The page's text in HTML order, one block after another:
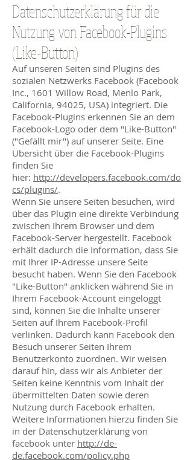
Datenschutzerklärung für die
Nutzung von Facebook-Plugins
(Like-Button)
Auf unseren Seiten sind Plugins des
sozialen Netzwerks Facebook (Facebook
Inc., 1601 Willow Road, Menlo Park,
California, 94025, USA) integriert. Die
Facebook-Plugins erkennen Sie an dem
Facebook-Logo oder dem "Like-Button"
("Gefällt mir") auf unserer Seite. Eine
Übersicht über die Facebook-Plugins
finden Sie
hier: http://developers.facebook.com/do
cs/plugins/.
Wenn Sie unsere Seiten besuchen, wird
über das Plugin eine direkte Verbindung
zwischen Ihrem Browser und dem
Facebook-Server hergestellt. Facebook
erhält dadurch die Information, dass Sie
mit Ihrer IP-Adresse unsere Seite
besucht haben. Wenn Sie den Facebook
"Like-Button" anklicken während Sie in
Ihrem Facebook-Account eingeloggt
sind, können Sie die Inhalte unserer
Seiten auf Ihrem Facebook-Profil
verlinken. Dadurch kann Facebook den
Besuch unserer Seiten Ihrem
Benutzerkonto zuordnen. Wir weisen
darauf hin, dass wir als Anbieter der
Seiten keine Kenntnis vom Inhalt der
übermittelten Daten sowie deren
Nutzung durch Facebook erhalten.
Weitere Informationen hierzu finden Sie
in der Datenschutzerklärung von
facebook unter http://de-
de.facebook.com/policy.php